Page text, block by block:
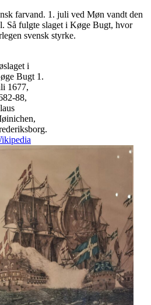
farvand. 1. juli ved Møn vandt den
Så fulgte slaget i Køge Bugt, hvor
svensk styrke.
i
Bugt 1.
1677,
88,